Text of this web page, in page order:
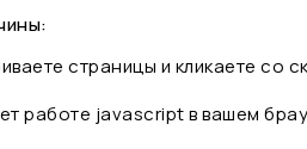
страницы и кликаете
работе javascript в вашем